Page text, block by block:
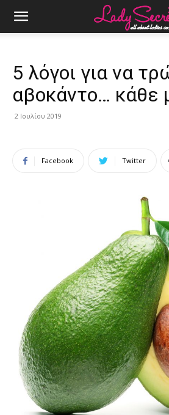
5 λόγοι για να
αβοκάντο… κάθε
2 Ιουλίου 2019
Facebook Twitter